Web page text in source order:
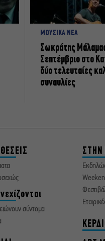
ΜΟΥΣΙΚΑ ΝΕΑ
Σωκράτης
Σεπτέμβριο στο
δύο τελευταίες
συναυλίες
σύντομα
ΣΤΗΝ